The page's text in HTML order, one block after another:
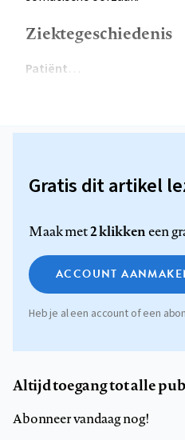
Ziektegeschiedenis
Patiënt…
Gratis dit artikel
Maak met2 klikkeneen
ACCOUNT
Heb je al een account of een
Altijd toegang tot alle
Abonneer vandaag nog!